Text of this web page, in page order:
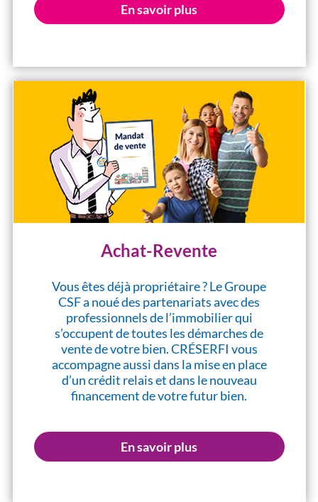
En savoir plus
Achat-Revente
Vous êtes déjà propriétaire ? Le Groupe
CSF a noué des partenariats avec des
professionnels de l’immobilier qui
s’occupent de toutes les démarches de
vente de votre bien. CRÉSERFI vous
accompagne aussi dans la mise en place
d’un crédit relais et dans le nouveau
financement de votre futur bien.
En savoir plus